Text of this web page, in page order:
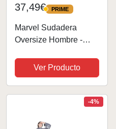
37,49€ PRIME
PRIME
Marvel Sudadera
Oversize Hombre -
Forro Polar
Ver Producto
-4%